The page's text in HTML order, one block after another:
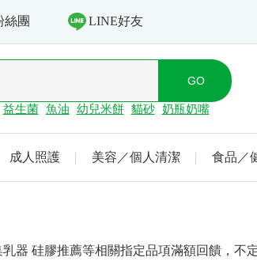
絲團 LINE好友
益生菌 魚油 幼兒米餅 貓砂 奶瓶奶嘴
成人照護 美容／個人清潔 食品／
器 硅膠推薦等相關指定品項滿額回饋，不